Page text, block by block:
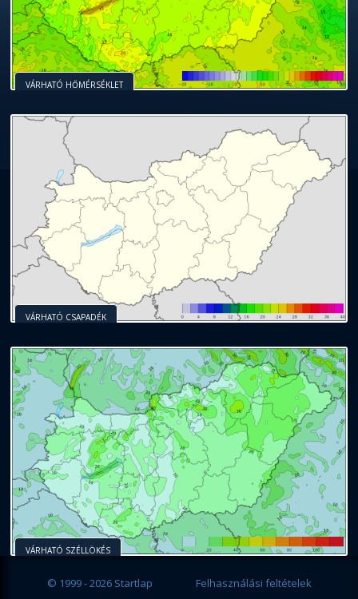
VÁRHATÓ HŐMÉRSÉKLET
VÁRHATÓ CSAPADÉK
VÁRHATÓ SZÉLLÖKÉS
© 1999 - 2026 Startlap Felhasználási feltételek